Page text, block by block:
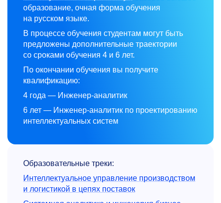
образование, очная форма обучения
на русском языке.
В процессе обучения студентам могут быть
предложены дополнительные траектории
со сроками обучения 4 и 6 лет.
По окончании обучения вы получите
квалификацию:
4 года — Инженер-аналитик
6 лет — Инженер-аналитик по проектированию
интеллектуальных систем
Образовательные треки:
Интеллектуальное управление производством
и логистикой в цепях поставок